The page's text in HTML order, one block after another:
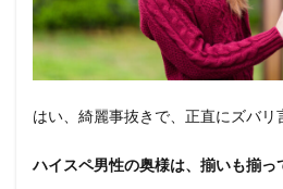
はい、綺麗事抜きで、正直にズバリ
ハイスペ男性の奥様は、揃いも揃っ